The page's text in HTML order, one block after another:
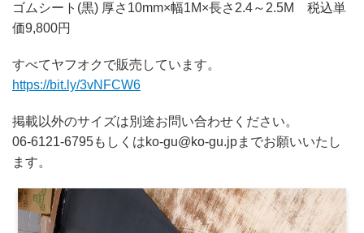
ゴムシート(黒) 厚さ10mm×幅1M×長さ2.4～2.5M 税込単
価9,800円
すべてヤフオクで販売しています。
https://bit.ly/3vNFCW6
掲載以外のサイズは別途お問い合わせください。
06-6121-6795もしくはko-gu@ko-gu.jpまでお願いいたし
ます。